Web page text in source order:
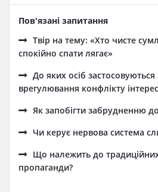
Пов'язані запитання
Твір на тему: «Хто чисте
спокійно спати лягає»
До яких осіб
врегулювання конфлікту
Як запобігти забрудненню
Чи керує нервова система
Що належить до
пропаганди?